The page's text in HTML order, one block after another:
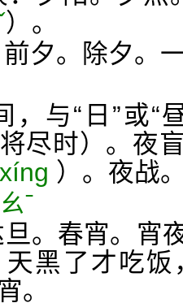
）。
夕。除夕。
与“日”或“
尽时）。夜
xíng ）。夜战
ˉ
。春宵。宵
黑了才吃
。